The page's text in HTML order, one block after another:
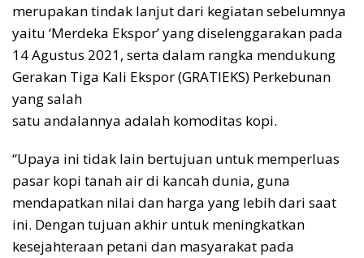
merupakan tindak lanjut dari kegiatan sebelumnya
yaitu ‘Merdeka Ekspor’ yang diselenggarakan pada
14 Agustus 2021, serta dalam rangka mendukung
Gerakan Tiga Kali Ekspor (GRATIEKS) Perkebunan
yang salah
satu andalannya adalah komoditas kopi.
“Upaya ini tidak lain bertujuan untuk memperluas
pasar kopi tanah air di kancah dunia, guna
mendapatkan nilai dan harga yang lebih dari saat
ini. Dengan tujuan akhir untuk meningkatkan
kesejahteraan petani dan masyarakat pada